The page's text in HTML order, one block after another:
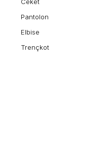
Pantolon
Elbise
Trençkot